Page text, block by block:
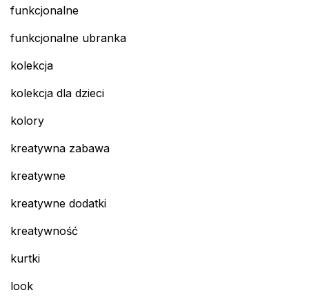
funkcjonalne
funkcjonalne ubranka
kolekcja
kolekcja dla dzieci
kolory
kreatywna zabawa
kreatywne
kreatywne dodatki
kreatywność
kurtki
look